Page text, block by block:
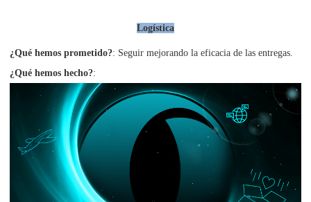
Logística
¿Qué hemos prometido?: Seguir mejorando la eficacia de las entregas.
¿Qué hemos hecho?: